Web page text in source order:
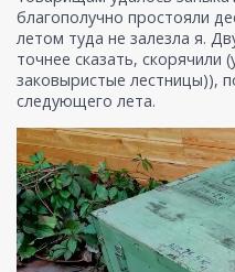
благополучно простояли
летом туда не залезла я.
точнее сказать, скорячили
заковыристые лестницы)),
следующего лета.